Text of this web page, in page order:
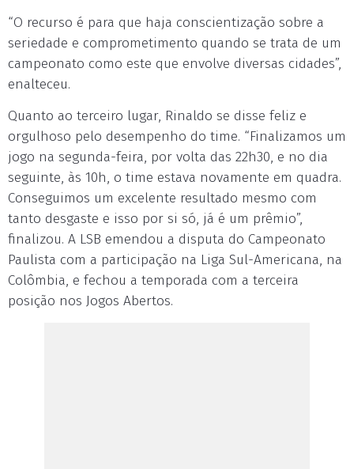
“O recurso é para que haja conscientização sobre a
seriedade e comprometimento quando se trata de um
campeonato como este que envolve diversas cidades”,
enalteceu.
Quanto ao terceiro lugar, Rinaldo se disse feliz e
orgulhoso pelo desempenho do time. “Finalizamos um
jogo na segunda-feira, por volta das 22h30, e no dia
seguinte, às 10h, o time estava novamente em quadra.
Conseguimos um excelente resultado mesmo com
tanto desgaste e isso por si só, já é um prêmio”,
finalizou. A LSB emendou a disputa do Campeonato
Paulista com a participação na Liga Sul-Americana, na
Colômbia, e fechou a temporada com a terceira
posição nos Jogos Abertos.